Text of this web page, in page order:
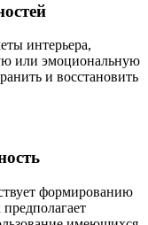
интерьера,
или эмоциональную
и восстановить
формированию